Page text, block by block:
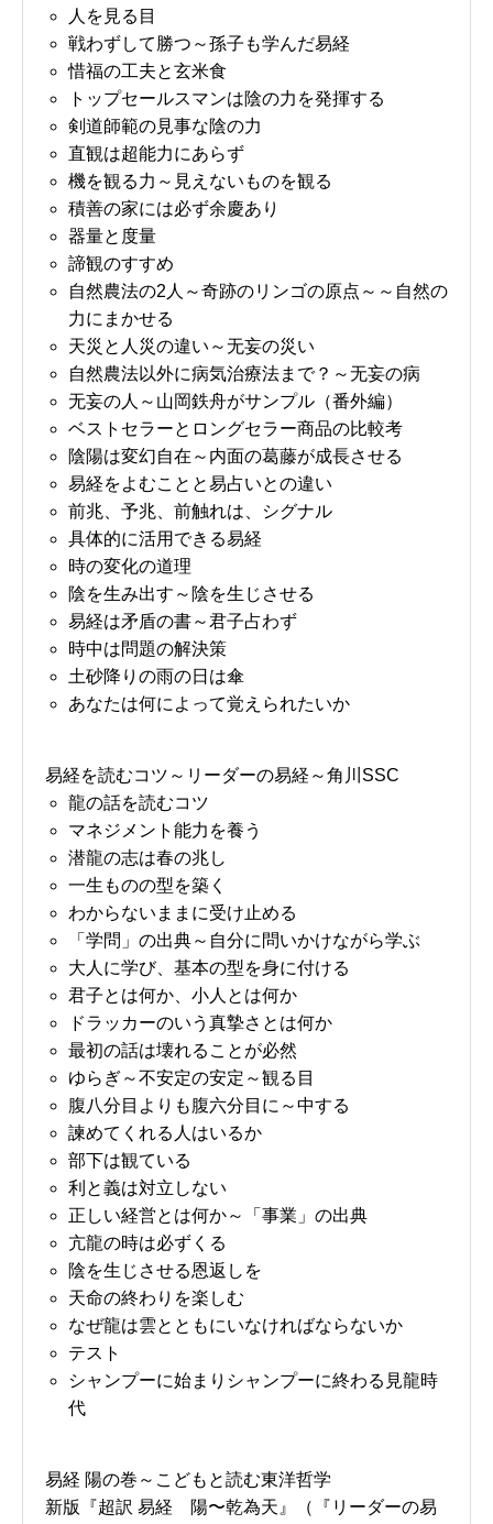
人を見る目
戦わずして勝つ～孫子も学んだ易経
惜福の工夫と玄米食
トップセールスマンは陰の力を発揮する
剣道師範の見事な陰の力
直観は超能力にあらず
機を観る力～見えないものを観る
積善の家には必ず余慶あり
器量と度量
諦観のすすめ
自然農法の2人～奇跡のリンゴの原点～～自然の
力にまかせる
天災と人災の違い～无妄の災い
自然農法以外に病気治療法まで？～无妄の病
无妄の人～山岡鉄舟がサンプル（番外編）
ベストセラーとロングセラー商品の比較考
陰陽は変幻自在～内面の葛藤が成長させる
易経をよむことと易占いとの違い
前兆、予兆、前触れは、シグナル
具体的に活用できる易経
時の変化の道理
陰を生み出す～陰を生じさせる
易経は矛盾の書～君子占わず
時中は問題の解決策
土砂降りの雨の日は傘
あなたは何によって覚えられたいか
易経を読むコツ～リーダーの易経～角川SSC
龍の話を読むコツ
マネジメント能力を養う
潜龍の志は春の兆し
一生ものの型を築く
わからないままに受け止める
「学問」の出典～自分に問いかけながら学ぶ
大人に学び、基本の型を身に付ける
君子とは何か、小人とは何か
ドラッカーのいう真摯さとは何か
最初の話は壊れることが必然
ゆらぎ～不安定の安定～観る目
腹八分目よりも腹六分目に～中する
諫めてくれる人はいるか
部下は観ている
利と義は対立しない
正しい経営とは何か～「事業」の出典
亢龍の時は必ずくる
陰を生じさせる恩返しを
天命の終わりを楽しむ
なぜ龍は雲とともにいなければならないか
テスト
シャンプーに始まりシャンプーに終わる見龍時
代
易経 陽の巻～こどもと読む東洋哲学
新版『超訳 易経 陽〜乾為天』（『リーダーの易